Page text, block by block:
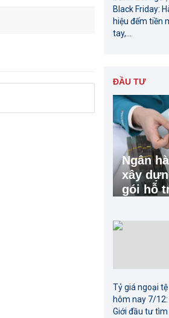
Black Friday:
hiệu đếm tiền
tay,...
ĐẦU TƯ
Ngân
xây
gói hỗ
Tỷ giá ngoại tệ
hôm nay 7/12:
Giới đầu tư tìm